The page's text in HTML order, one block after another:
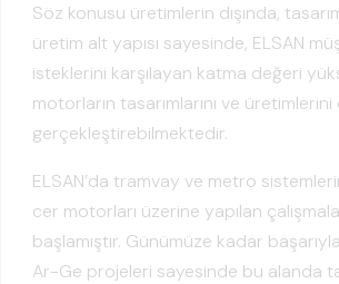
Söz konusu üretimlerin dışında,
üretim alt yapısı sayesinde, ELSAN
isteklerini karşılayan katma değeri
motorların tasarımlarını ve üretimlerini
gerçekleştirebilmektedir.
ELSAN’da tramvay ve metro
cer motorları üzerine yapılan
başlamıştır. Günümüze kadar
Ar-Ge projeleri sayesinde bu alanda